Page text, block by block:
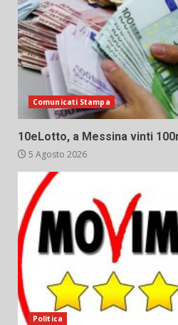
Comunicati Stampa
10eLotto, a Messina vinti
5 Agosto 2026
Politica